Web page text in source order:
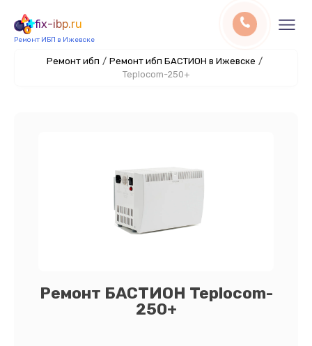
fix-ibp.ru
Ремонт ИБП в Ижевске
Ремонт ибп / Ремонт ибп БАСТИОН в Ижевске /
Teplocom-250+
Ремонт БАСТИОН Teplocom-
250+